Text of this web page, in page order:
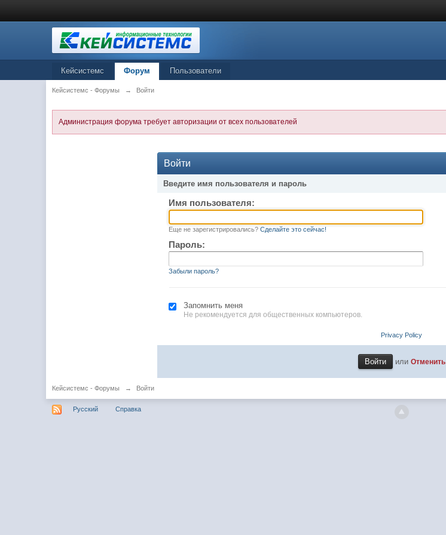
Кейсистемс Форум Пользователи
Кейсистемс - Форумы → Войти
Администрация форума требует авторизации от всех пользователей
Войти
Введите имя пользователя и пароль
Имя пользователя:
Еще не зарегистрировались? Сделайте это сейчас!
Пароль:
Забыли пароль?
Запомнить меня
Не рекомендуется для общественных компьютеров.
Privacy Policy
или Отменить
Кейсистемс - Форумы → Войти
Русский Справка